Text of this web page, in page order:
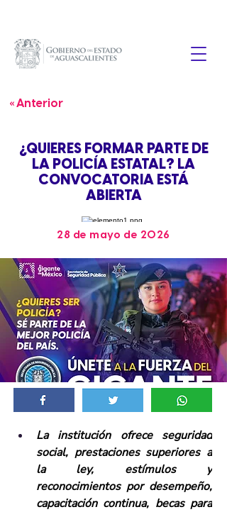
« Anterior
¿QUIERES FORMAR PARTE DE
LA POLICÍA ESTATAL? LA
CONVOCATORIA ESTÁ
ABIERTA
28 de mayo de 2026
La institución ofrece seguridad
social, prestaciones superiores a
la ley, estímulos y
reconocimientos por desempeño,
capacitación continua, becas para